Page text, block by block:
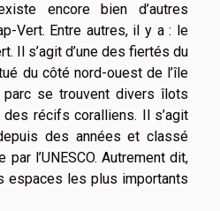
encore bien d’autres
Vert. Entre autres, il y a : le
Il s’agit d’une des fiertés du
du côté nord-ouest de l’île
se trouvent divers îlots
récifs coralliens. Il s’agit
des années et classé
l’UNESCO. Autrement dit,
espaces les plus importants